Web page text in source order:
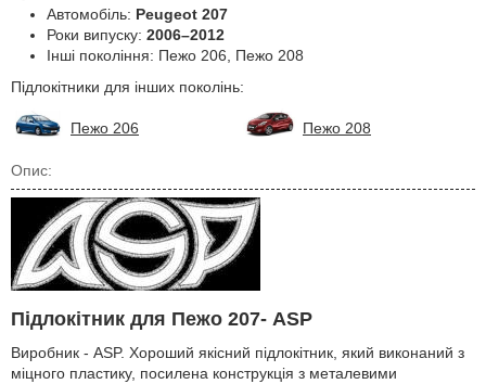
Автомобіль: Peugeot 207
Роки випуску: 2006–2012
Інші покоління: Пежо 206, Пежо 208
Підлокітники для інших поколінь:
Пежо 206 Пежо 208
Опис:
Підлокітник для Пежо 207- ASP
Виробник - ASP. Хороший якісний підлокітник, який виконаний з
міцного пластику, посилена конструкція з металевими